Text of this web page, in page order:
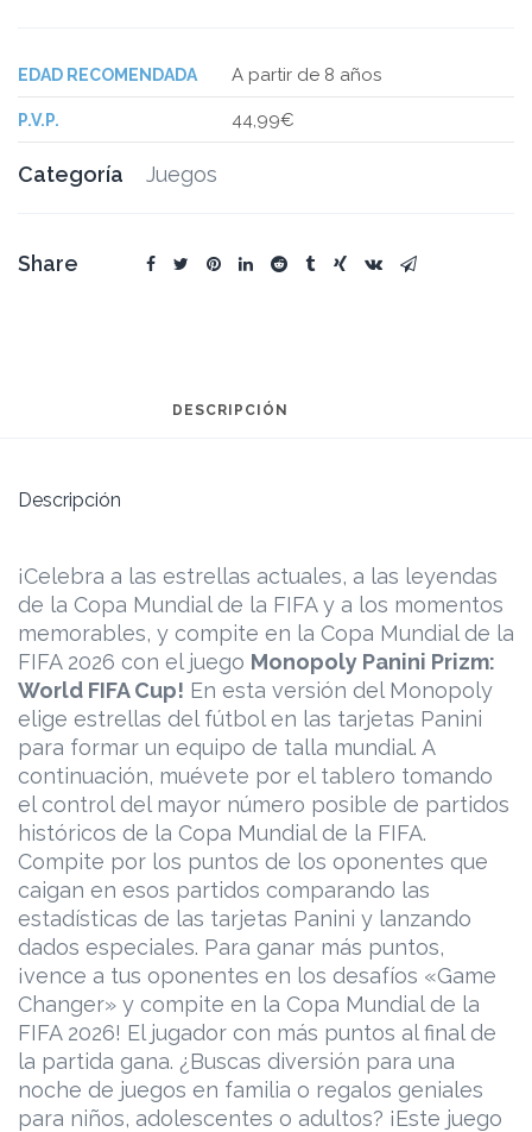
EDAD RECOMENDADA A partir de 8 años
P.V.P. 44,99€
Categoría Juegos
Share
DESCRIPCIÓN
Descripción
¡Celebra a las estrellas actuales, a las leyendas
de la Copa Mundial de la FIFA y a los momentos
memorables, y compite en la Copa Mundial de la
FIFA 2026 con el juego Monopoly Panini Prizm:
World FIFA Cup! En esta versión del Monopoly
elige estrellas del fútbol en las tarjetas Panini
para formar un equipo de talla mundial. A
continuación, muévete por el tablero tomando
el control del mayor número posible de partidos
históricos de la Copa Mundial de la FIFA.
Compite por los puntos de los oponentes que
caigan en esos partidos comparando las
estadísticas de las tarjetas Panini y lanzando
dados especiales. Para ganar más puntos,
¡vence a tus oponentes en los desafíos «Game
Changer» y compite en la Copa Mundial de la
FIFA 2026! El jugador con más puntos al final de
la partida gana. ¿Buscas diversión para una
noche de juegos en familia o regalos geniales
para niños, adolescentes o adultos? ¡Este juego